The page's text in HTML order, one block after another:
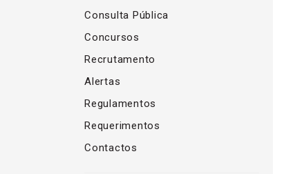
Consulta Pública
Concursos
Recrutamento
Alertas
Regulamentos
Requerimentos
Contactos